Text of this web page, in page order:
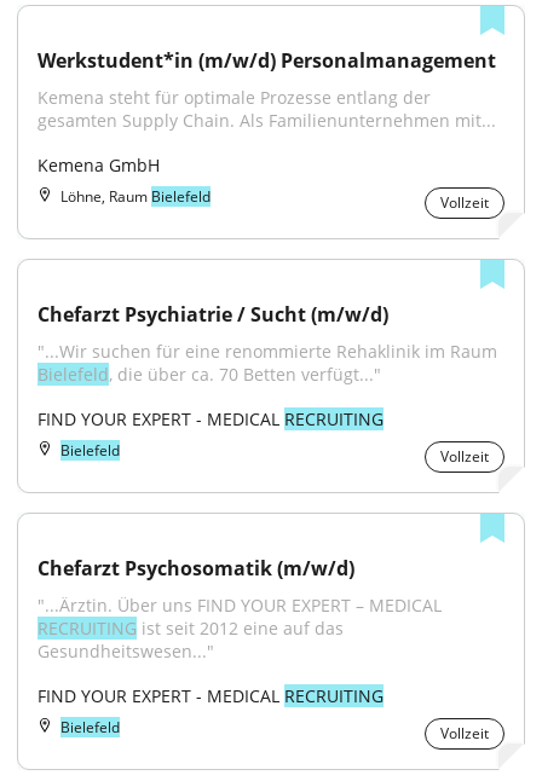
Werkstudent*in (m/w/d) Personalmanagement
Kemena steht für optimale Prozesse entlang der
gesamten Supply Chain. Als Familienunternehmen mit...
Kemena GmbH
Löhne, Raum Bielefeld Vollzeit
Chefarzt Psychiatrie / Sucht (m/w/d)
Bielefeld, die über ca. 70 Betten verfügt..."
FIND YOUR EXPERT - MEDICAL RECRUITING
Bielefeld Vollzeit
Chefarzt Psychosomatik (m/w/d)
RECRUITING ist seit 2012 eine auf das
Gesundheitswesen..."
FIND YOUR EXPERT - MEDICAL RECRUITING
Bielefeld Vollzeit